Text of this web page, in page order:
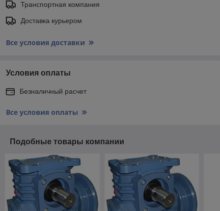
Транспортная компания
Доставка курьером
Все условия доставки
Условия оплаты
Безналичный расчет
Все условия оплаты
Подобные товары компании